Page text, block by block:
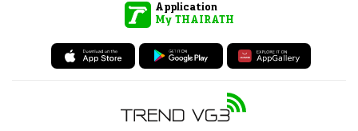
Application
My THAIRATH